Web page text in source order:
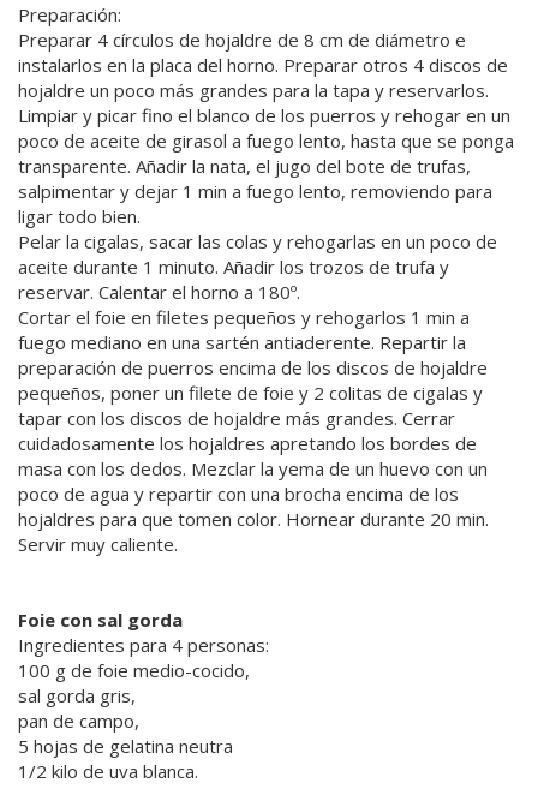
Preparación:
Preparar 4 círculos de hojaldre de 8 cm de diámetro e
instalarlos en la placa del horno. Preparar otros 4 discos de
hojaldre un poco más grandes para la tapa y reservarlos.
Limpiar y picar fino el blanco de los puerros y rehogar en un
poco de aceite de girasol a fuego lento, hasta que se ponga
transparente. Añadir la nata, el jugo del bote de trufas,
salpimentar y dejar 1 min a fuego lento, removiendo para
ligar todo bien.
Pelar la cigalas, sacar las colas y rehogarlas en un poco de
aceite durante 1 minuto. Añadir los trozos de trufa y
reservar. Calentar el horno a 180º.
Cortar el foie en filetes pequeños y rehogarlos 1 min a
fuego mediano en una sartén antiaderente. Repartir la
preparación de puerros encima de los discos de hojaldre
pequeños, poner un filete de foie y 2 colitas de cigalas y
tapar con los discos de hojaldre más grandes. Cerrar
cuidadosamente los hojaldres apretando los bordes de
masa con los dedos. Mezclar la yema de un huevo con un
poco de agua y repartir con una brocha encima de los
hojaldres para que tomen color. Hornear durante 20 min.
Servir muy caliente.
Foie con sal gorda
Ingredientes para 4 personas:
100 g de foie medio-cocido,
sal gorda gris,
pan de campo,
5 hojas de gelatina neutra
1/2 kilo de uva blanca.